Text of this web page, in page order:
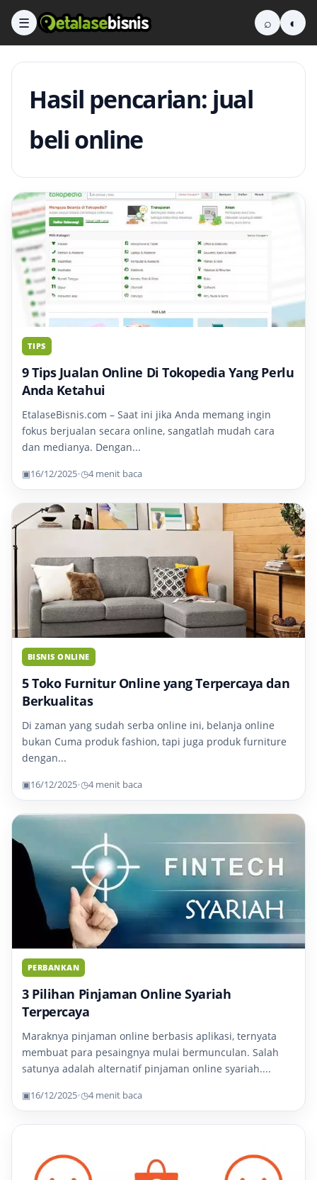
☰ ⌕ ◐
Hasil pencarian: jual
beli online
TIPS
9 Tips Jualan Online Di Tokopedia Yang Perlu
Anda Ketahui
EtalaseBisnis.com – Saat ini jika Anda memang ingin
fokus berjualan secara online, sangatlah mudah cara
dan medianya. Dengan...
▣16/12/2025•◷4 menit baca
BISNIS ONLINE
5 Toko Furnitur Online yang Terpercaya dan
Berkualitas
Di zaman yang sudah serba online ini, belanja online
bukan Cuma produk fashion, tapi juga produk furniture
dengan...
▣16/12/2025•◷4 menit baca
PERBANKAN
3 Pilihan Pinjaman Online Syariah
Terpercaya
Maraknya pinjaman online berbasis aplikasi, ternyata
membuat para pesaingnya mulai bermunculan. Salah
satunya adalah alternatif pinjaman online syariah....
▣16/12/2025•◷4 menit baca